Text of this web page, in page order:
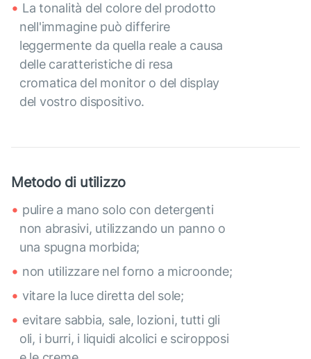
La tonalità del colore del prodotto
nell'immagine può differire
leggermente da quella reale a causa
delle caratteristiche di resa
cromatica del monitor o del display
del vostro dispositivo.
Metodo di utilizzo
pulire a mano solo con detergenti
non abrasivi, utilizzando un panno o
una spugna morbida;
non utilizzare nel forno a microonde;
vitare la luce diretta del sole;
evitare sabbia, sale, lozioni, tutti gli
oli, i burri, i liquidi alcolici e sciropposi